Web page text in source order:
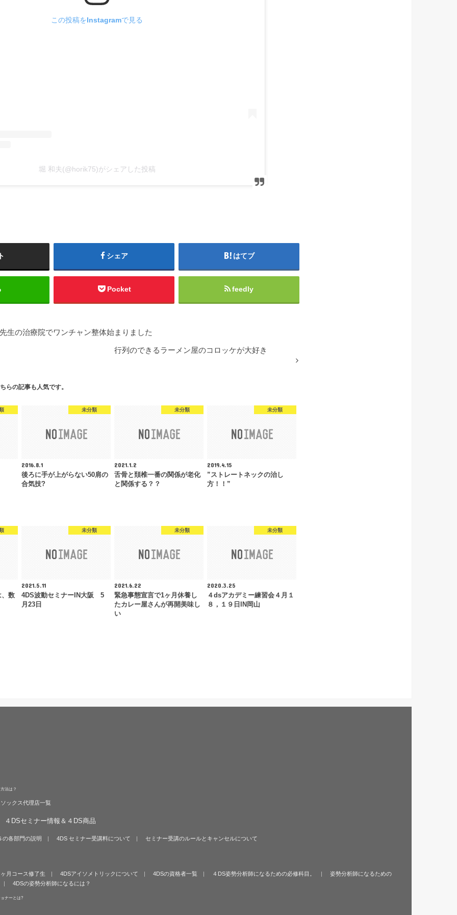
この投稿をInstagramで見る
堀 和夫(@horik75)がシェアした投稿
シェア はてブ
Pocket feedly
生の治療院でワンチャン整体始まりました
行列のできるラーメン屋のコロッケが大好き
らの記事も人気です。
未分類
2016.8.1
後ろに手が上がらない50肩の
合気技?
未分類
2021.1.2
舌骨と頚椎一番の関係が老化
と関係する？？
未分類
2019.4.15
”ストレートネックの治し
方！！”
、数
未分類
2021.5.11
4DS波動セミナーIN大阪 5
月23日
未分類
2021.6.22
緊急事態宣言で1ヶ月休養し
たカレー屋さんが再開美味し
い
未分類
2020.3.25
４dsアカデミー練習会４月１
８，１９日IN岡山
法は？
ックス代理店一覧
４DSセミナー情報＆４DS商品
の各部門の説明 4DS セミナー受講料について セミナー受講のルールとキャンセルについて
月コース修了生 4DSアイソメトリックについて 4DSの資格者一覧 ４DS姿勢分析師になるための必修科目。
姿勢分析師になるための
4DSの姿勢分析師になるには？
ナーとは?